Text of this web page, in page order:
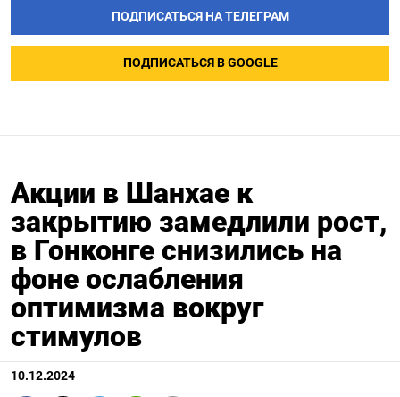
ПОДПИСАТЬСЯ НА ТЕЛЕГРАМ
ПОДПИСАТЬСЯ В GOOGLE
Акции в Шанхае к
закрытию замедлили рост,
в Гонконге снизились на
фоне ослабления
оптимизма вокруг
стимулов
10.12.2024